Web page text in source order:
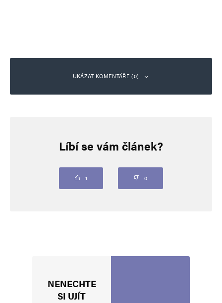
UKÁZAT KOMENTÁŘE (0)
Vaše e-mailová adresa nebude zveřejněna. Vyžadované informace jsou
Líbí se vám článek?
1 0
NENECHTE
SI UJÍT